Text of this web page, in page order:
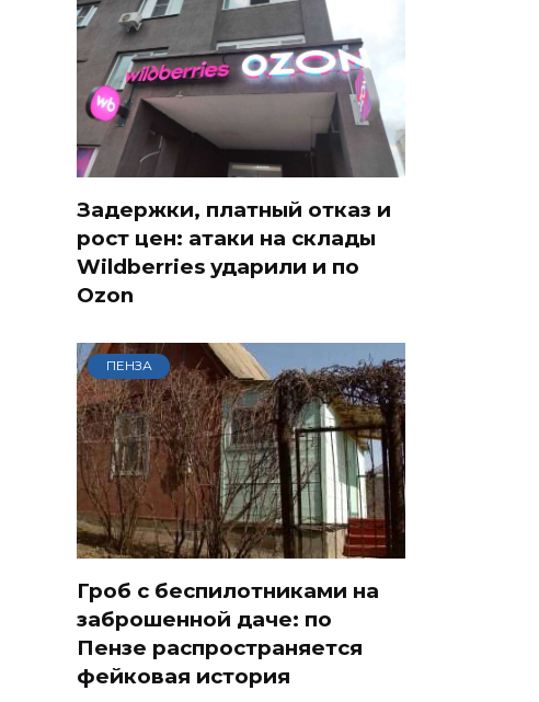
Задержки, платный отказ и
рост цен: атаки на склады
Wildberries ударили и по
Ozon
ПЕНЗА
Гроб с беспилотниками на
заброшенной даче: по
Пензе распространяется
фейковая история